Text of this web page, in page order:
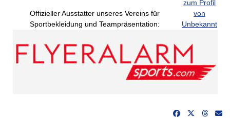
zum Profil
von
Unbekannt
Offizieller Ausstatter unseres Vereins für
Sportbekleidung und Teampräsentation: